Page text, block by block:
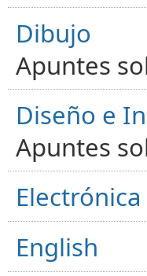
Dibujo
Apuntes
Diseño e
Apuntes
Electrónica
English